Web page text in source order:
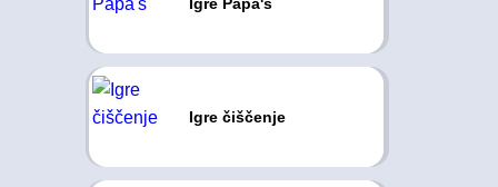
Igre čiščenje